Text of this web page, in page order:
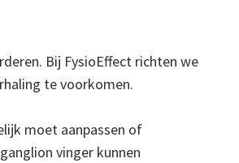
Bij FysioEffect richten we
te voorkomen.
moet aanpassen of
vinger kunnen